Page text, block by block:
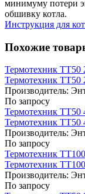
минимуму потери
обшивку котла.
Инструкция для
Похожие
Термотехник ТТ50
Термотехник ТТ50
Производитель:
По запросу
Термотехник ТТ50
Термотехник ТТ50
Производитель:
По запросу
Термотехник
Термотехник
Производитель:
По запросу